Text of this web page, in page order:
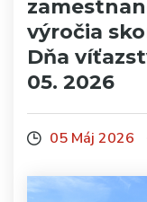
výročia
Dňa
05. 2026
05 Máj 2026